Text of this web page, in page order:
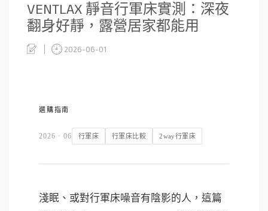
VENTLAX 靜音行軍床實測：深夜
翻身好靜，露營居家都能用
2026-06-01
選購指南
2026 · 06 行軍床 行軍床比較 2way行軍床
淺眠、或對行軍床噪音有陰影的人，這篇